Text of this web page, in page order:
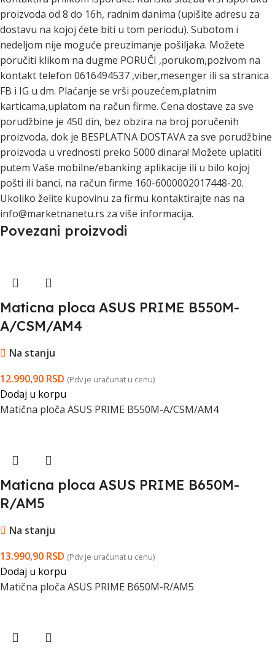
proizvoda od 8 do 16h, radnim danima (upišite adresu za
dostavu na kojoj ćete biti u tom periodu). Subotom i
nedeljom nije moguće preuzimanje pošiljaka. Možete
poručiti klikom na dugme PORUČI ,porukom,pozivom na
kontakt telefon 0616494537 ,viber,mesenger ili sa stranica
FB i IG u dm. Plaćanje se vrši pouzećem,platnim
karticama,uplatom na račun firme. Cena dostave za sve
porudžbine je 450 din, bez obzira na broj poručenih
proizvoda, dok je BESPLATNA DOSTAVA za sve porudžbine
proizvoda u vrednosti preko 5000 dinara! Možete uplatiti
putem Vaše mobilne/ebanking aplikacije ili u bilo kojoj
pošti ili banci, na račun firme 160-6000002017448-20.
Ukoliko želite kupovinu za firmu kontaktirajte nas na
info@marketnanetu.rs za više informacija.
Povezani proizvodi
Maticna ploca ASUS PRIME B550M-
A/CSM/AM4
Na stanju
12.990,90 RSD (Pdv je uračunat u cenu)
Dodaj u korpu
Matična ploča ASUS PRIME B550M-A/CSM/AM4
Maticna ploca ASUS PRIME B650M-
R/AM5
Na stanju
13.990,90 RSD (Pdv je uračunat u cenu)
Dodaj u korpu
Matična ploča ASUS PRIME B650M-R/AM5